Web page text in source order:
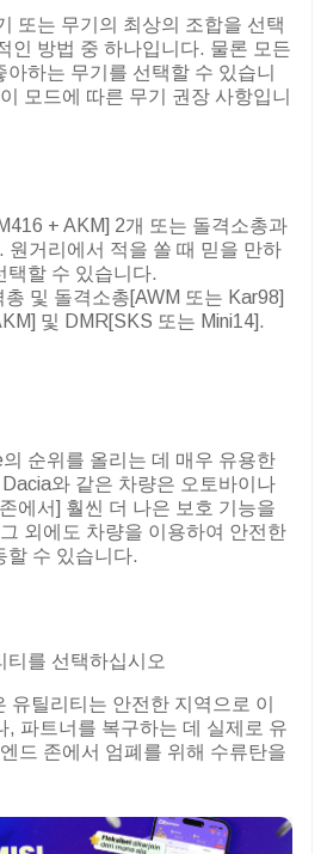
또는 무기의 최상의 조합을 선택
인 방법 중 하나입니다. 물론 모든
하는 무기를 선택할 수 있습니
모드에 따른 무기 권장 사항입니
+ AKM] 2개 또는 돌격소총과
원거리에서 적을 쏠 때 믿을 만하
택할 수 있습니다.
및 돌격소총[AWM 또는 Kar98]
및 DMR[SKS 또는 Mini14].
순위를 올리는 데 매우 유용한
와 같은 차량은 오토바이나
에서] 훨씬 더 나은 보호 기능을
외에도 차량을 이용하여 안전한
할 수 있습니다.
티를 선택하십시오
유틸리티는 안전한 지역으로 이
, 파트너를 복구하는 데 실제로 유
드 존에서 엄폐를 위해 수류탄을